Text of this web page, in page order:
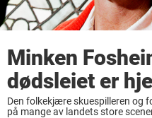
Minken
dødsleiet er
Den folkekjære skuespilleren og
på mange av landets store